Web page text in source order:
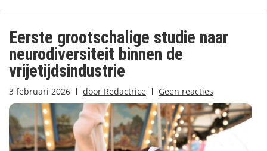
Eerste grootschalige studie naar
neurodiversiteit binnen de
vrijetijdsindustrie
3 februari 2026 door Redactrice Geen reacties